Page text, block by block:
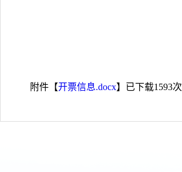
附件【开票信息.docx】已下载1593次